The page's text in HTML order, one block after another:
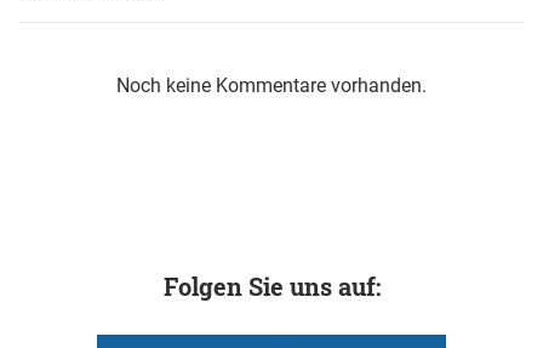
Noch keine Kommentare vorhanden.
Folgen Sie uns auf: